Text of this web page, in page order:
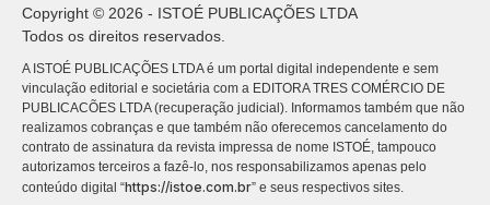
Copyright © 2026 - ISTOÉ PUBLICAÇÕES LTDA
Todos os direitos reservados.
A ISTOÉ PUBLICAÇÕES LTDA é um portal digital independente e sem
vinculação editorial e societária com a EDITORA TRES COMÉRCIO DE
PUBLICACÕES LTDA (recuperação judicial). Informamos também que não
realizamos cobranças e que também não oferecemos cancelamento do
contrato de assinatura da revista impressa de nome ISTOÉ, tampouco
autorizamos terceiros a fazê-lo, nos responsabilizamos apenas pelo
conteúdo digital “https://istoe.com.br” e seus respectivos sites.